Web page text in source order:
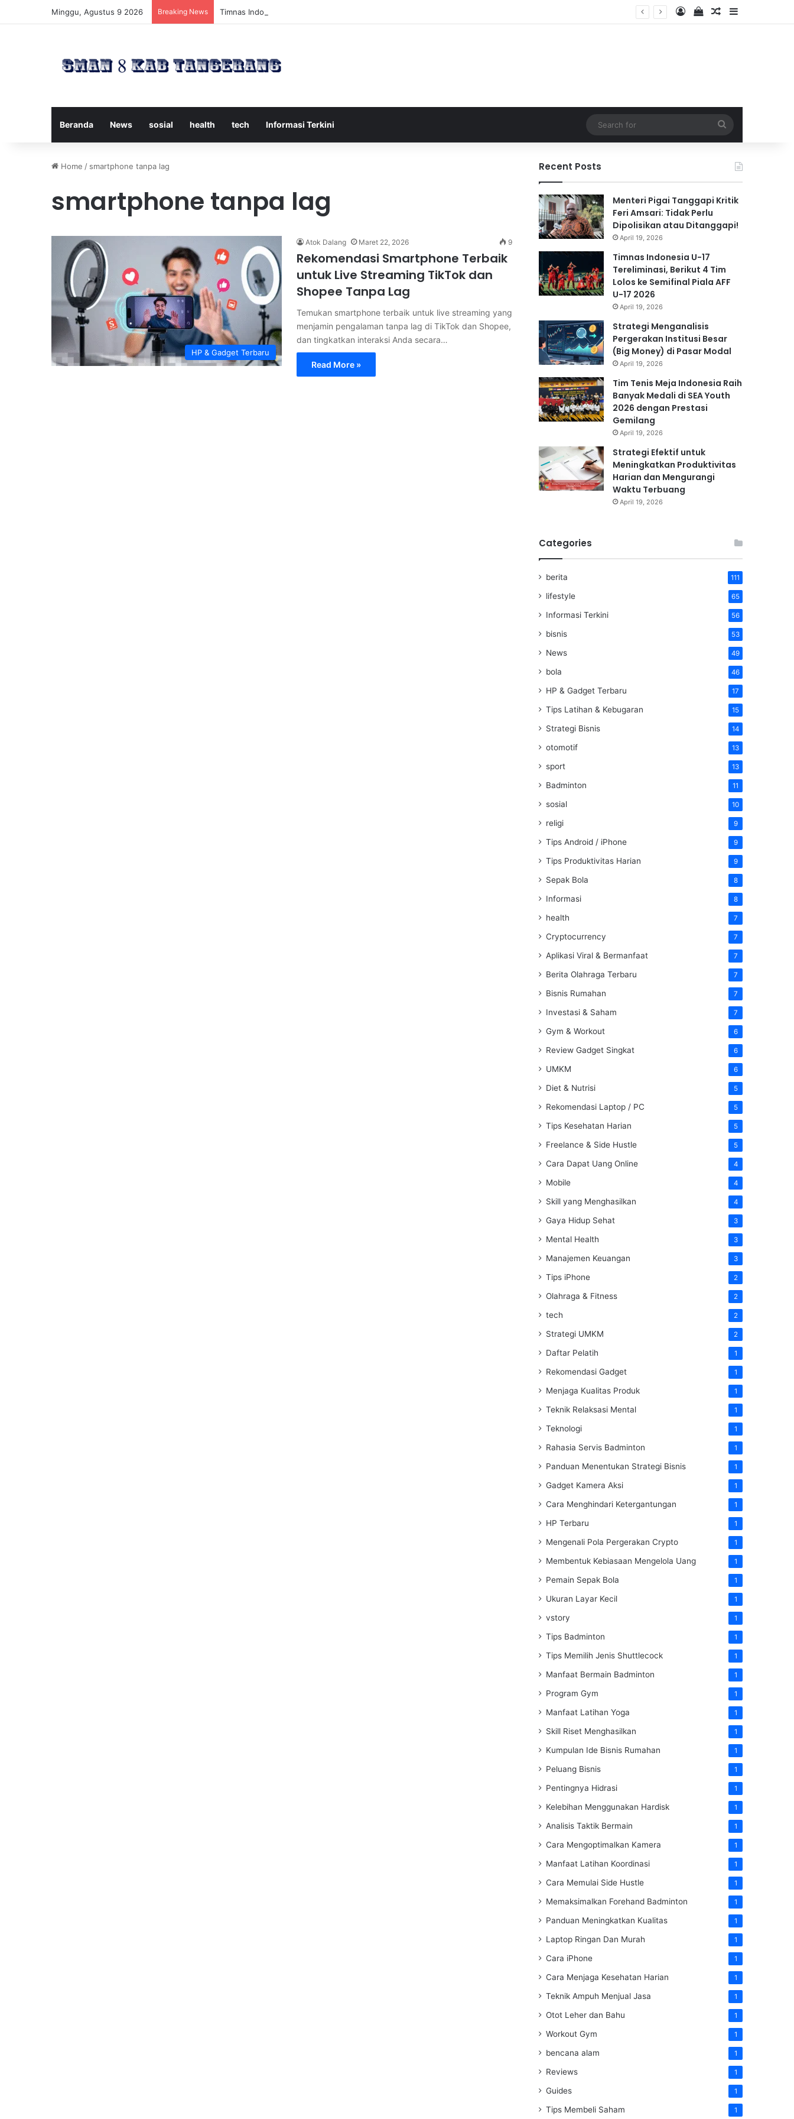
Minggu, Agustus 9 2026 Breaking News Timnas Indonesia U-17 Tereliminasi, Berikut 4 Tim Lolos ke Semifinal Piala AFF U-17 2026 Log InView your
Random Article
Sidebar
Beranda News sosial health tech Informasi Terkini
for
Home / smartphone tanpa lag
smartphone tanpa lag
HP & Gadget Terbaru
Atok Dalang Maret 22, 2026 9
Rekomendasi Smartphone Terbaik
untuk Live Streaming TikTok dan
Shopee Tanpa Lag
Temukan smartphone terbaik untuk live streaming yang
menjamin pengalaman tanpa lag di TikTok dan Shopee,
dan tingkatkan interaksi Anda secara…
Read More »
Recent Posts
Menteri Pigai Tanggapi Kritik
Feri Amsari: Tidak Perlu
Dipolisikan atau Ditanggapi!
April 19, 2026
Timnas Indonesia U-17
Tereliminasi, Berikut 4 Tim
Lolos ke Semifinal Piala AFF
U-17 2026
April 19, 2026
Strategi Menganalisis
Pergerakan Institusi Besar
(Big Money) di Pasar Modal
April 19, 2026
Tim Tenis Meja Indonesia Raih
Banyak Medali di SEA Youth
2026 dengan Prestasi
Gemilang
April 19, 2026
Strategi Efektif untuk
Meningkatkan Produktivitas
Harian dan Mengurangi
Waktu Terbuang
April 19, 2026
Categories
berita 111
lifestyle 65
Informasi Terkini 56
bisnis 53
News 49
bola 46
HP & Gadget Terbaru 17
Tips Latihan & Kebugaran 15
Strategi Bisnis 14
otomotif 13
sport 13
Badminton 11
sosial 10
religi 9
Tips Android / iPhone 9
Tips Produktivitas Harian 9
Sepak Bola 8
Informasi 8
health 7
Cryptocurrency 7
Aplikasi Viral & Bermanfaat 7
Berita Olahraga Terbaru 7
Bisnis Rumahan 7
Investasi & Saham 7
Gym & Workout 6
Review Gadget Singkat 6
UMKM 6
Diet & Nutrisi 5
Rekomendasi Laptop / PC 5
Tips Kesehatan Harian 5
Freelance & Side Hustle 5
Cara Dapat Uang Online 4
Mobile 4
Skill yang Menghasilkan 4
Gaya Hidup Sehat 3
Mental Health 3
Manajemen Keuangan 3
Tips iPhone 2
Olahraga & Fitness 2
tech 2
Strategi UMKM 2
Daftar Pelatih 1
Rekomendasi Gadget 1
Menjaga Kualitas Produk 1
Teknik Relaksasi Mental 1
Teknologi 1
Rahasia Servis Badminton 1
Panduan Menentukan Strategi Bisnis 1
Gadget Kamera Aksi 1
Cara Menghindari Ketergantungan 1
HP Terbaru 1
Mengenali Pola Pergerakan Crypto 1
Membentuk Kebiasaan Mengelola Uang 1
Pemain Sepak Bola 1
Ukuran Layar Kecil 1
vstory 1
Tips Badminton 1
Tips Memilih Jenis Shuttlecock 1
Manfaat Bermain Badminton 1
Program Gym 1
Manfaat Latihan Yoga 1
Skill Riset Menghasilkan 1
Kumpulan Ide Bisnis Rumahan 1
Peluang Bisnis 1
Pentingnya Hidrasi 1
Kelebihan Menggunakan Hardisk 1
Analisis Taktik Bermain 1
Cara Mengoptimalkan Kamera 1
Manfaat Latihan Koordinasi 1
Cara Memulai Side Hustle 1
Memaksimalkan Forehand Badminton 1
Panduan Meningkatkan Kualitas 1
Laptop Ringan Dan Murah 1
Cara iPhone 1
Cara Menjaga Kesehatan Harian 1
Teknik Ampuh Menjual Jasa 1
Otot Leher dan Bahu 1
Workout Gym 1
bencana alam 1
Reviews 1
Guides 1
Tips Membeli Saham 1